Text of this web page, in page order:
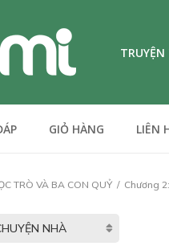
GIỎ HÀNG LIÊN
TRÒ VÀ BA CON QUỶ Chương